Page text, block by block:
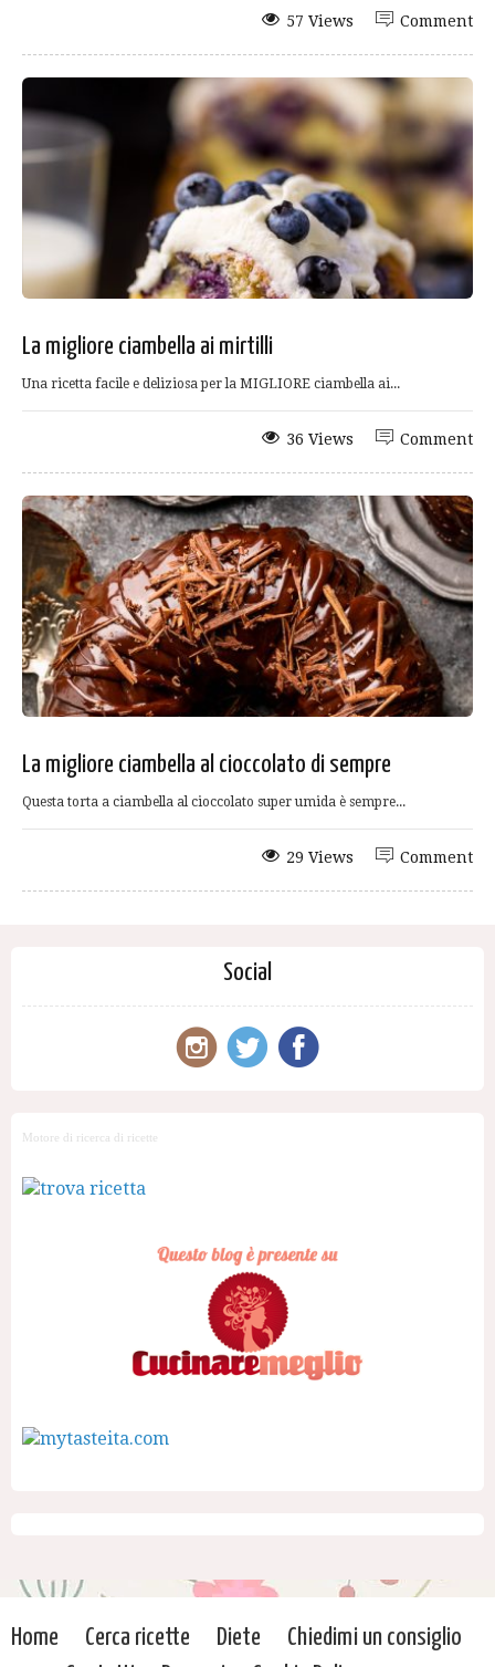
Comment
57 Views
La migliore ciambella ai mirtilli
Una ricetta facile e deliziosa per la MIGLIORE ciambella ai...
Comment
36 Views
La migliore ciambella al cioccolato di sempre
Questa torta a ciambella al cioccolato super umida è sempre...
Comment
29 Views
Social
Motore di ricerca di ricette
Home Cerca ricette Diete
Chiedimi un consiglio